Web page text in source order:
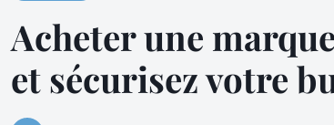
Acheter une
et sécurisez votre